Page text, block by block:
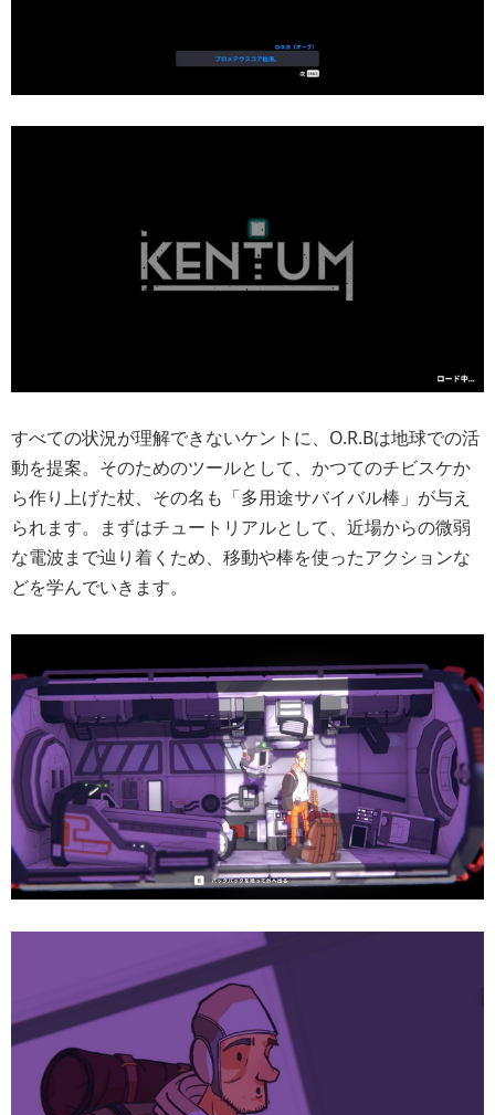
すべての状況が理解できないケントに、O.R.Bは地球での活
動を提案。そのためのツールとして、かつてのチビスケか
ら作り上げた杖、その名も「多用途サバイバル棒」が与え
られます。まずはチュートリアルとして、近場からの微弱
な電波まで辿り着くため、移動や棒を使ったアクションな
どを学んでいきます。